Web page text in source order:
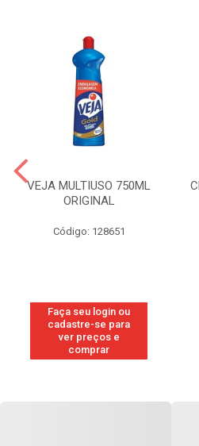
VEJA MULTIUSO 750ML
ORIGINAL
Código: 128651
Faça seu login ou
cadastre-se para
ver preços e
comprar